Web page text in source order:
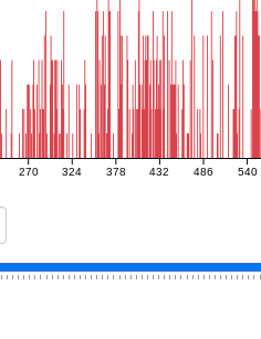
270 324 378 432 486 540